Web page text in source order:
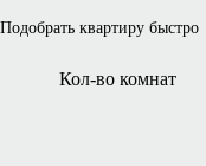
Подобрать квартиру быстро
Кол-во комнат